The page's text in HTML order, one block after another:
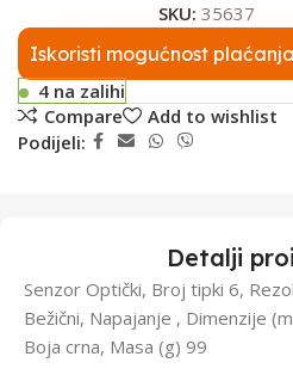
SKU: 35637
Iskoristi mogućnost
4 na zalihi
Compare
Add to wishlist
Podijeli:
Detalji
Senzor Optički, Broj tipki 6,
Bežični, Napajanje , Dimenzije
Boja crna, Masa (g) 99